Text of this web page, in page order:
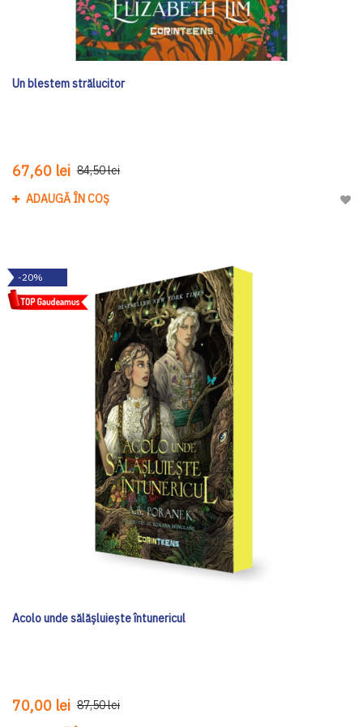
Un blestem strălucitor
67,60 lei 84,50 lei
ADAUGĂ ÎN COȘ
-20%
Acolo unde sălășluiește întunericul
70,00 lei 87,50 lei